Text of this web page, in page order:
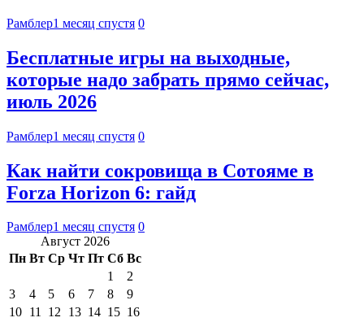
Рамблер1 месяц спустя 0
Бесплатные игры на выходные,
которые надо забрать прямо сейчас,
июль 2026
Рамблер1 месяц спустя 0
Как найти сокровища в Сотояме в
Forza Horizon 6: гайд
Рамблер1 месяц спустя 0
Август 2026
Пн Вт Ср Чт Пт Сб Вс
1
2
3
4 5 6 7 8
9
10 11 12 13 14 15 16